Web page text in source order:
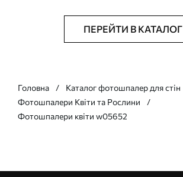
ПЕРЕЙТИ В КАТАЛОГ
Головна
Каталог фотошпалер для стін
Фотошпалери Квіти та Рослини
Фотошпалери квіти w05652